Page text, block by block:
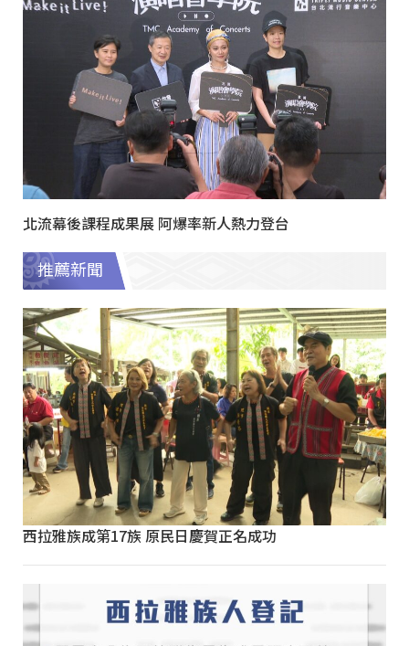
北流幕後課程成果展 阿爆率新人熱力登台
推薦新聞
西拉雅族成第17族 原民日慶賀正名成功